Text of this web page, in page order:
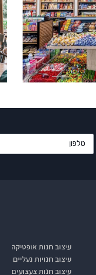
עיצוב חנות אופטיקה
עיצוב חנויות נעליים
עיצוב חנות צעצועים